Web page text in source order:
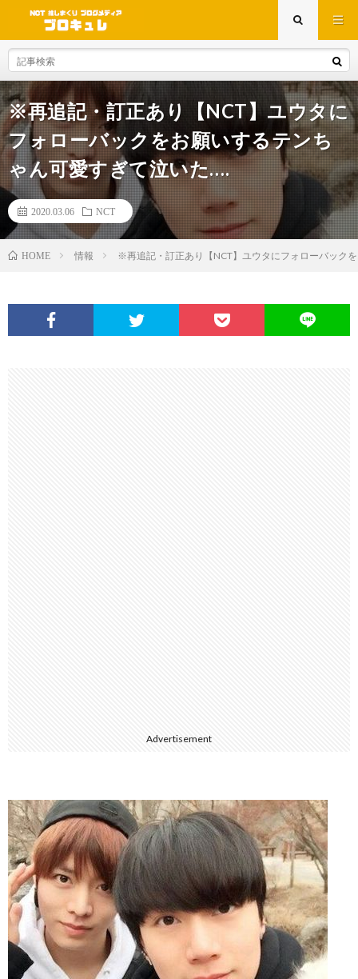
※再追記・訂正あり【NCT】ユウタに
フォローバックをお願いするテンち
ゃん可愛すぎて泣いた….
2020.03.06 NCT
HOME 情報 ※再追記・訂正あり【NCT】ユウタにフォローバック
Advertisement